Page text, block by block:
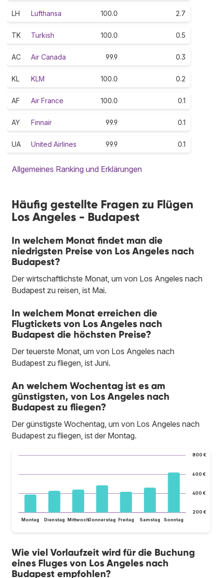
LH Lufthansa 100.0 2.7
TK Turkish 100.0 0.5
AC Air Canada 99.9 0.3
KL KLM 100.0 0.2
AF Air France 100.0 0.1
AY Finnair 99.9 0.1
UA United Airlines 99.9 0.1
Allgemeines Ranking und Erklärungen
Häufig gestellte Fragen zu Flügen
Los Angeles - Budapest
In welchem Monat findet man die
niedrigsten Preise von Los Angeles nach
Budapest?
Der wirtschaftlichste Monat, um von Los Angeles nach
Budapest zu reisen, ist Mai.
In welchem Monat erreichen die
Flugtickets von Los Angeles nach
Budapest die höchsten Preise?
Der teuerste Monat, um von Los Angeles nach
Budapest zu fliegen, ist Juni.
An welchem Wochentag ist es am
günstigsten, von Los Angeles nach
Budapest zu fliegen?
Der günstigste Wochentag, um von Los Angeles nach
Budapest zu fliegen, ist der Montag.
200 €
400 €
600 €
800 €
Montag Dienstag MittwochDonnerstag Freitag Samstag Sonntag
Wie viel Vorlaufzeit wird für die Buchung
eines Fluges von Los Angeles nach
Budapest empfohlen?